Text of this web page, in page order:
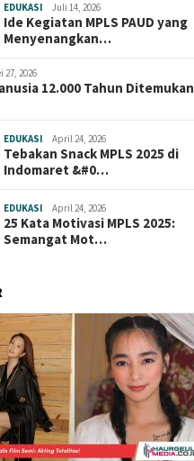
EDUKASI Juli 14, 2026
Ide Kegiatan MPLS PAUD yang
Menyenangkan…
27, 2026
12.000 Tahun Ditemukan
EDUKASI April 24, 2026
Tebakan Snack MPLS 2025 di
Indomaret &#0…
EDUKASI April 24, 2026
25 Kata Motivasi MPLS 2025:
Semangat Mot…